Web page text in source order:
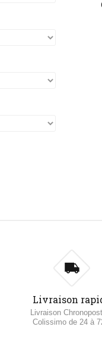
Livraison
Livraison
Colissimo de 24 à